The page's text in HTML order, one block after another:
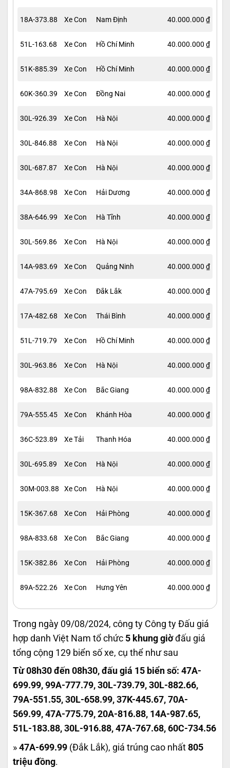
18A-373.88 Xe Con Nam Định 40.000.000 ₫
51L-163.68 Xe Con Hồ Chí Minh 40.000.000 ₫
51K-885.39 Xe Con Hồ Chí Minh 40.000.000 ₫
60K-360.39 Xe Con Đồng Nai 40.000.000 ₫
30L-926.39 Xe Con Hà Nội 40.000.000 ₫
30L-846.88 Xe Con Hà Nội 40.000.000 ₫
30L-687.87 Xe Con Hà Nội 40.000.000 ₫
34A-868.98 Xe Con Hải Dương 40.000.000 ₫
38A-646.99 Xe Con Hà Tĩnh 40.000.000 ₫
30L-569.86 Xe Con Hà Nội 40.000.000 ₫
14A-983.69 Xe Con Quảng Ninh 40.000.000 ₫
47A-795.69 Xe Con Đắk Lắk 40.000.000 ₫
17A-482.68 Xe Con Thái Bình 40.000.000 ₫
51L-719.79 Xe Con Hồ Chí Minh 40.000.000 ₫
30L-963.86 Xe Con Hà Nội 40.000.000 ₫
98A-832.88 Xe Con Bắc Giang 40.000.000 ₫
79A-555.45 Xe Con Khánh Hòa 40.000.000 ₫
36C-523.89 Xe Tải Thanh Hóa 40.000.000 ₫
30L-695.89 Xe Con Hà Nội 40.000.000 ₫
30M-003.88 Xe Con Hà Nội 40.000.000 ₫
15K-367.68 Xe Con Hải Phòng 40.000.000 ₫
98A-833.68 Xe Con Bắc Giang 40.000.000 ₫
15K-382.86 Xe Con Hải Phòng 40.000.000 ₫
89A-522.26 Xe Con Hưng Yên 40.000.000 ₫
Trong ngày 09/08/2024, công ty Công ty Đấu giá
hợp danh Việt Nam tổ chức 5 khung giờđấu giá
tổng cộng 129 biển số xe, cụ thể như sau
Từ 08h30 đến 08h30, đấu giá 15 biển số: 47A-
699.99, 99A-777.79, 30L-739.79, 30L-882.66,
79A-551.55, 30L-658.99, 37K-445.67, 70A-
569.99, 47A-775.79, 20A-816.88, 14A-987.65,
51L-183.88, 30L-916.88, 47A-767.68, 60C-734.56
» 47A-699.99 (Đắk Lắk), giá trúng cao nhất 805
triệu đồng.